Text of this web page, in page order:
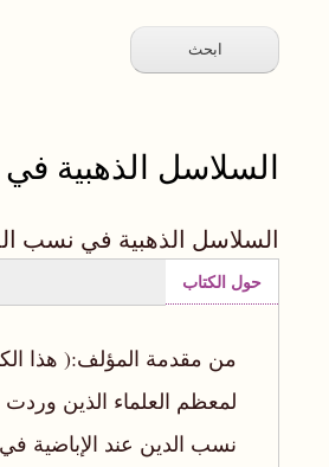
السلاسل الذهبية
السلاسل الذهبية في نسب
حول الكتاب
(علامة
النشطة)
من مقدمة المؤلف:( هذا
لمعظم العلماء الذين
نسب الدين عند الإباضية